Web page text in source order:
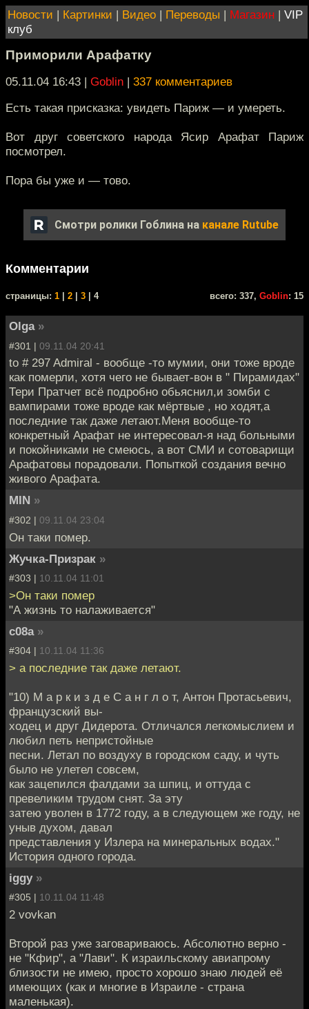
Новости | Картинки | Видео | Переводы | Магазин | VIP
клуб
Приморили Арафатку
05.11.04 16:43 | Goblin | 337 комментариев
Есть такая присказка: увидеть Париж — и умереть.
Вот друг советского народа Ясир Арафат Париж
посмотрел.
Пора бы уже и — тово.
Смотри ролики Гоблина на канале Rutube
Комментарии
cтраницы: 1 2 3 | 4 всего: 337, Goblin: 15
Olga »
#301 | 09.11.04 20:41
to # 297 Admiral - вообще -то мумии, они тоже вроде
как померли, хотя чего не бывает-вон в " Пирамидах"
Тери Пратчет всё подробно обьяснил,и зомби с
вампирами тоже вроде как мёртвые , но ходят,а
последние так даже летают.Меня вообще-то
конкретный Арафат не интересовал-я над больными
и покойниками не смеюсь, а вот СМИ и сотоварищи
Арафатовы порадовали. Попыткой создания вечно
живого Арафата.
MIN »
#302 | 09.11.04 23:04
Он таки помер.
Жучка-Призрак »
#303 | 10.11.04 11:01
>Он таки помер
"А жизнь то налаживается"
c08a »
#304 | 10.11.04 11:36
> а последние так даже летают.
"10) М а р к и з д е С а н г л о т, Антон Протасьевич,
французский вы-
ходец и друг Дидерота. Отличался легкомыслием и
любил петь непристойные
песни. Летал по воздуху в городском саду, и чуть
было не улетел совсем,
как зацепился фалдами за шпиц, и оттуда с
превеликим трудом снят. За эту
затею уволен в 1772 году, а в следующем же году, не
уныв духом, давал
представления у Излера на минеральных водах."
История одного города.
iggy »
#305 | 10.11.04 11:48
2 vovkan
Второй раз уже заговариваюсь. Абсолютно верно -
не "Кфир", а "Лави". К израильскому авиапрому
близости не имею, просто хорошо знаю людей её
имеющих (как и многие в Израиле - страна
маленькая).